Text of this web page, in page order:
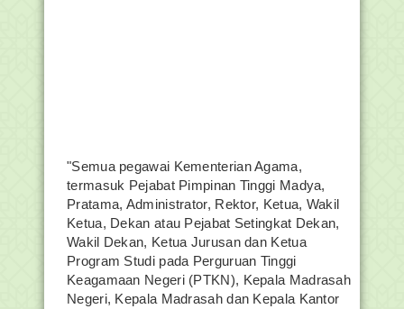
"Semua pegawai Kementerian Agama,
termasuk Pejabat Pimpinan Tinggi Madya,
Pratama, Administrator, Rektor, Ketua, Wakil
Ketua, Dekan atau Pejabat Setingkat Dekan,
Wakil Dekan, Ketua Jurusan dan Ketua
Program Studi pada Perguruan Tinggi
Keagamaan Negeri (PTKN), Kepala Madrasah
Negeri, Kepala Madrasah dan Kepala Kantor